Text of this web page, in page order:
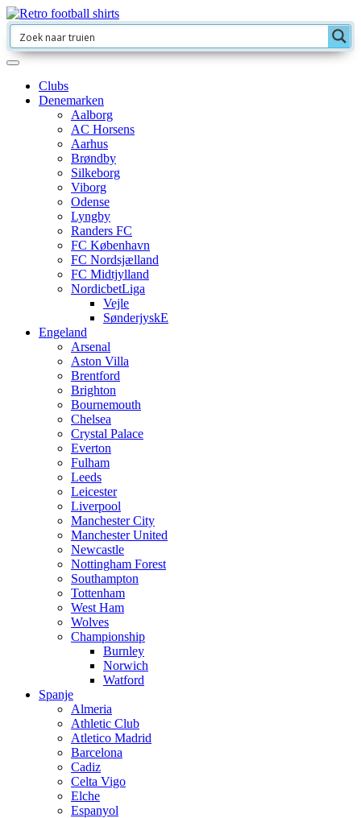
Clubs
Denemarken
Aalborg
AC Horsens
Aarhus
Brøndby
Silkeborg
Viborg
Odense
Lyngby
Randers FC
FC København
FC Nordsjælland
FC Midtjylland
NordicbetLiga
Vejle
SønderjyskE
Engeland
Arsenal
Aston Villa
Brentford
Brighton
Bournemouth
Chelsea
Crystal Palace
Everton
Fulham
Leeds
Leicester
Liverpool
Manchester City
Manchester United
Newcastle
Nottingham Forest
Southampton
Tottenham
West Ham
Wolves
Championship
Burnley
Norwich
Watford
Spanje
Almeria
Athletic Club
Atletico Madrid
Barcelona
Cadiz
Celta Vigo
Elche
Espanyol